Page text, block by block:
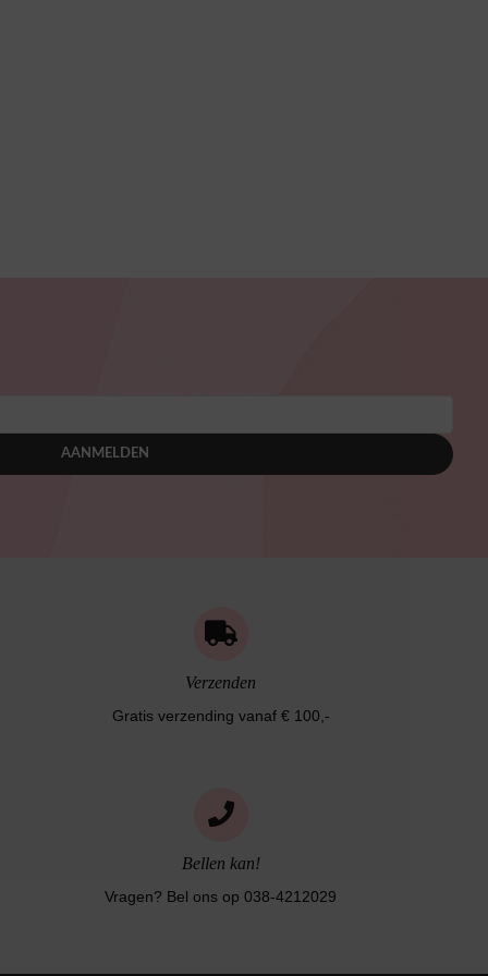
AANMELDEN
Verzenden
Gratis verzending vanaf € 100,-
Bellen kan!
Vragen? Bel ons op 038-4212029